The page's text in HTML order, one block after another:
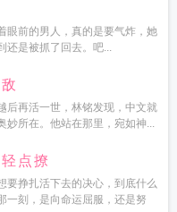
眼前的男人，真的是要气炸，她
还是被抓了回去。吧...
后再活一世，林铭发现，中文就
妙所在。他站在那里，宛如神...
点撩
要挣扎活下去的决心，到底什么
一刻，是向命运屈服，还是努